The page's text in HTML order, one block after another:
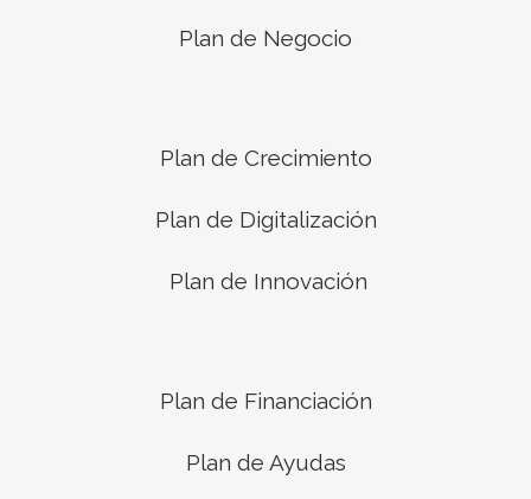
Plan de Negocio
Plan de Crecimiento
Plan de Digitalización
Plan de Innovación
Plan de Financiación
Plan de Ayudas